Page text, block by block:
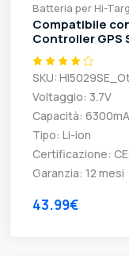
Batteria per Hi-
Compatibile
Controller GPS
SKU:
Voltaggio: 3.7V
Capacità:
Tipo: Li-ion
Certificazione:
Garanzia: 12 mesi
43.99€